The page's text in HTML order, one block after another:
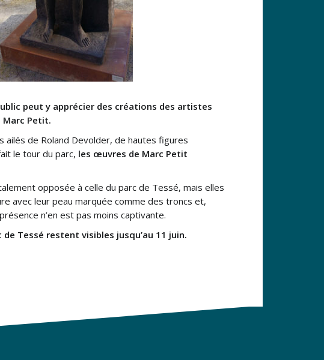
peut y apprécier des créations des artistes
Marc Petit.
de Roland Devolder, de hautes figures
le tour du parc, les œuvres de Marc Petit
opposée à celle du parc de Tessé, mais elles
avec leur peau marquée comme des troncs et,
n’en est pas moins captivante.
Tessé restent visibles jusqu’au 11 juin.